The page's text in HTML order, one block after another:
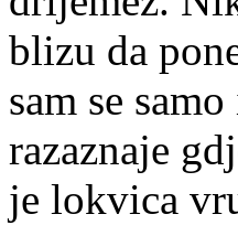
blizu da
sam se
razaznaje
je lokvica